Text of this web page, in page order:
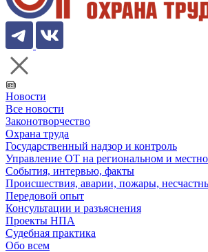
Новости
Все новости
Законотворчество
Охрана труда
Государственный надзор и контроль
Управление ОТ на региональном и
События, интервью, факты
Происшествия, аварии, пожары,
Передовой опыт
Консультации и разъяснения
Проекты НПА
Судебная практика
Обо всем